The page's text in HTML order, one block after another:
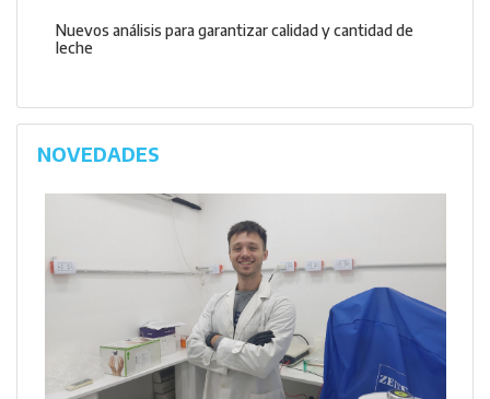
Nuevos análisis para garantizar calidad y cantidad de
leche
NOVEDADES